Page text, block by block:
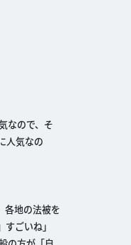
なので、そ
人気なの
各地の法被を
ごいね」